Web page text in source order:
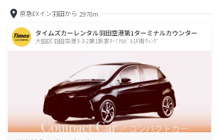
京急EXイン羽田から 2978m
タイムズカーレンタル羽田空港第1ターミナルカウンター
大田区羽田空港3-3-2第1旅客ﾀｰﾐﾅﾙﾋﾞﾙ1F南ｳｨﾝｸﾞ